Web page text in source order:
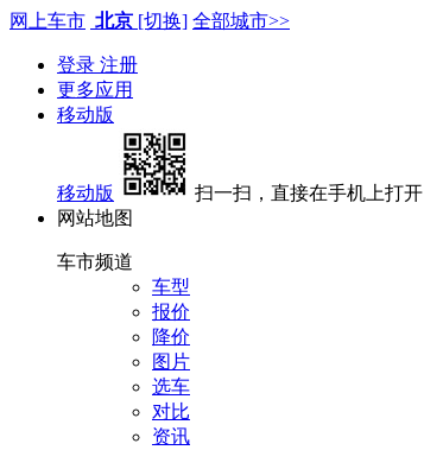
网上车市 北京 [切换] 全部城市>>
登录 注册
更多应用
移动版
移动版
扫一扫，直接在手机上打开
网站地图
车市频道
车型
报价
降价
图片
选车
对比
资讯